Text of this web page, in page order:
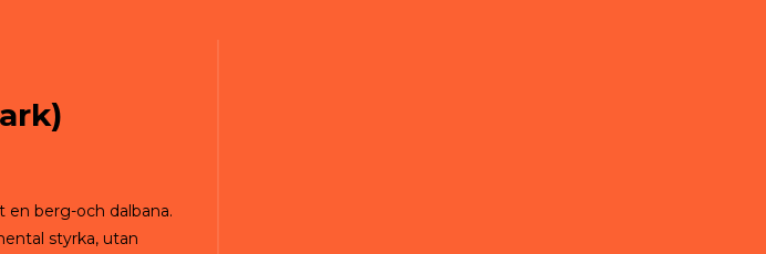
en berg-och dalbana.
styrka, utan